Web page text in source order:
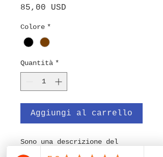
85,00 USD
Colore *
Quantità *
Aggiungi al carrello
Sono una descrizione del
prodotto. Sono un ottimo posto